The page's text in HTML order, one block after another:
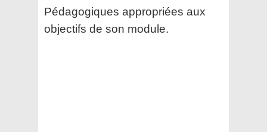
Pédagogiques appropriées aux
objectifs de son module.